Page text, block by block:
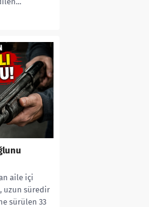
aile içi
uzun süredir
sürülen 33